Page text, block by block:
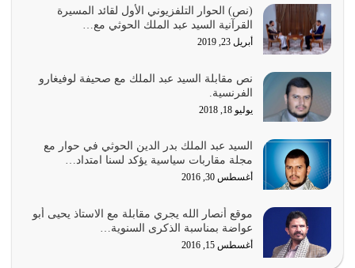
الغاية من الصلاة هو ذكر الله (أقم الصلاة لذكري) إضافة إلى
{وَأَعِدُّوا لَهُمْ مَا…
أغسطس 2, 2026
السبب الرئيسي لشقاء الأمة الابتعاد عن كتاب الله والتعدي
لحدود الله بالإضافات للدين
أغسطس 1, 2026
أبرز أسباب الشقاء هو الإعراض عن ذكر الله وعن هدى الله
المتمثل في القرآن الكريم
يوليو 31, 2026
أولياء الشيطان كلما كانوا أكثر ولاءً وطاعة للشيطان كلما كانوا
أكثر ضعفاً
يوليو 30, 2026
(نص) الحوار التلفزيوني الأول لقائد المسيرة
القرآنية السيد عبد الملك الحوثي مع…
أبريل 23, 2019
نص مقابلة السيد عبد الملك مع صحيفة لوفيغارو
الفرنسية.
يوليو 18, 2018
السيد عبد الملك بدر الدين الحوثي في حوار مع
مجلة مقاربات سياسية يؤكد لسنا امتداد…
أغسطس 30, 2016
موقع أنصار الله يجري مقابلة مع الاستاذ يحيى أبو
عواضة بمناسبة الذكرى السنوية…
أغسطس 15, 2016